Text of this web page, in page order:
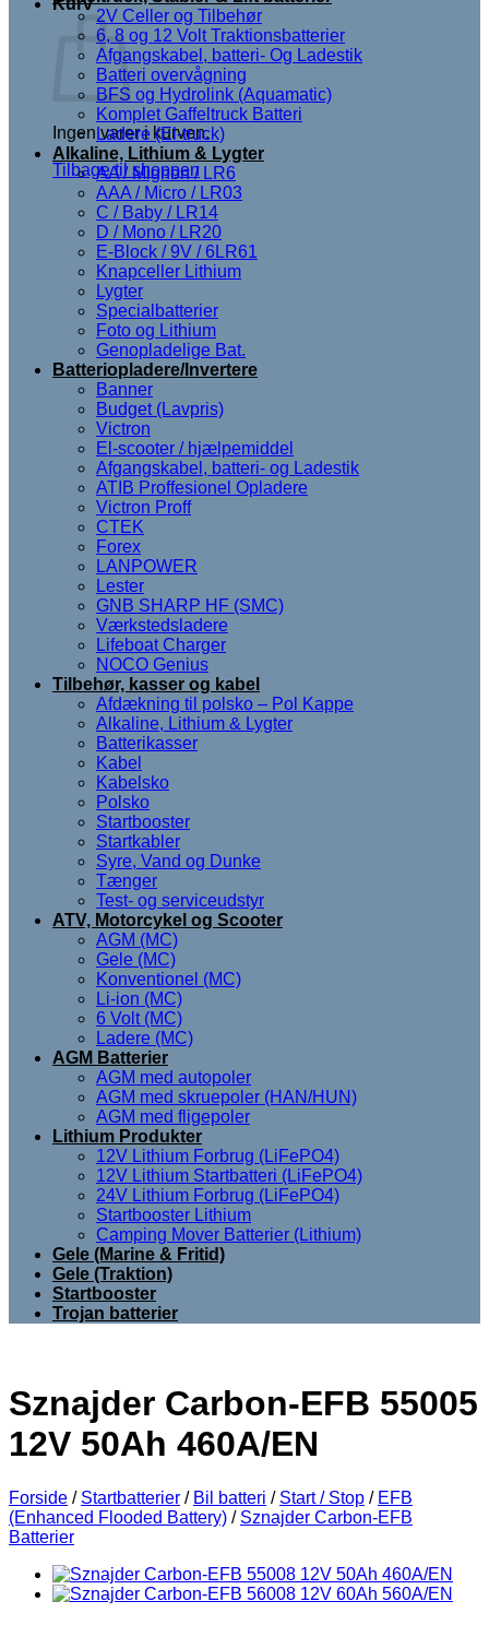
Kurv
Ingen varer i kurven.
Tilbage til shoppen
2V Celler og Tilbehør
6, 8 og 12 Volt Traktionsbatterier
Afgangskabel, batteri- Og Ladestik
Batteri overvågning
BFS og Hydrolink (Aquamatic)
Komplet Gaffeltruck Batteri
Ladere (El-truck)
Alkaline, Lithium & Lygter
AA / Mignon / LR6
AAA / Micro / LR03
C / Baby / LR14
D / Mono / LR20
E-Block / 9V / 6LR61
Knapceller Lithium
Lygter
Specialbatterier
Foto og Lithium
Genopladelige Bat.
Batteriopladere/Invertere
Banner
Budget (Lavpris)
Victron
El-scooter / hjælpemiddel
Afgangskabel, batteri- og Ladestik
ATIB Proffesionel Opladere
Victron Proff
CTEK
Forex
LANPOWER
Lester
GNB SHARP HF (SMC)
Værkstedsladere
Lifeboat Charger
NOCO Genius
Tilbehør, kasser og kabel
Afdækning til polsko – Pol Kappe
Alkaline, Lithium & Lygter
Batterikasser
Kabel
Kabelsko
Polsko
Startbooster
Startkabler
Syre, Vand og Dunke
Tænger
Test- og serviceudstyr
ATV, Motorcykel og Scooter
AGM (MC)
Gele (MC)
Konventionel (MC)
Li-ion (MC)
6 Volt (MC)
Ladere (MC)
AGM Batterier
AGM med autopoler
AGM med skruepoler (HAN/HUN)
AGM med fligepoler
Lithium Produkter
12V Lithium Forbrug (LiFePO4)
12V Lithium Startbatteri (LiFePO4)
24V Lithium Forbrug (LiFePO4)
Startbooster Lithium
Camping Mover Batterier (Lithium)
Gele (Marine & Fritid)
Gele (Traktion)
Startbooster
Trojan batterier
Sznajder Carbon-EFB 55005
12V 50Ah 460A/EN
Forside / Startbatterier / Bil batteri / Start / Stop / EFB
(Enhanced Flooded Battery) / Sznajder Carbon-EFB
Batterier